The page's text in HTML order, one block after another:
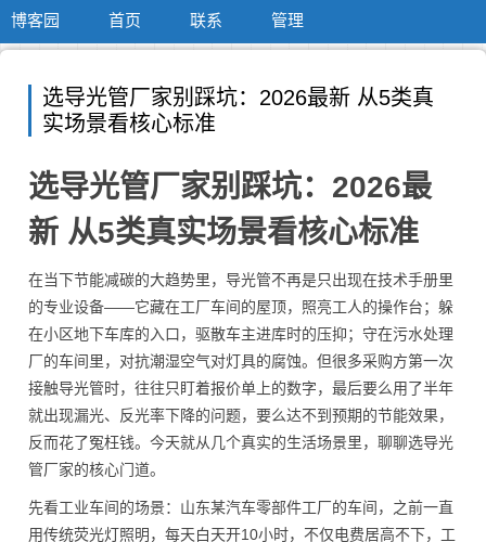
博客园 首页 联系 管理
选导光管厂家别踩坑：2026最新 从5类真
实场景看核心标准
选导光管厂家别踩坑：2026最
新 从5类真实场景看核心标准
在当下节能减碳的大趋势里，导光管不再是只出现在技术手册里
的专业设备——它藏在工厂车间的屋顶，照亮工人的操作台；躲
在小区地下车库的入口，驱散车主进库时的压抑；守在污水处理
厂的车间里，对抗潮湿空气对灯具的腐蚀。但很多采购方第一次
接触导光管时，往往只盯着报价单上的数字，最后要么用了半年
就出现漏光、反光率下降的问题，要么达不到预期的节能效果，
反而花了冤枉钱。今天就从几个真实的生活场景里，聊聊选导光
管厂家的核心门道。
先看工业车间的场景：山东某汽车零部件工厂的车间，之前一直
用传统荧光灯照明，每天白天开10小时，不仅电费居高不下，工